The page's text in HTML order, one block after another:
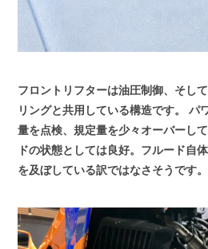
フロントリフターは油圧制御、そし
リングと共用している構造です。
パ
量を点検、規定量を少々オーバーし
ドの状態としては良好。フルード自
を及ぼしている訳ではなさそうです。